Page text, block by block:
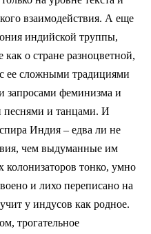
взаимодействия. А еще
индийской труппы,
о стране разноцветной,
ее сложными традициями
запросами феминизма и
песнями и танцами. И
Индия – едва ли не
чем выдуманные им
тонко, умно
и лихо переписано на
у индусов как родное.
трогательное